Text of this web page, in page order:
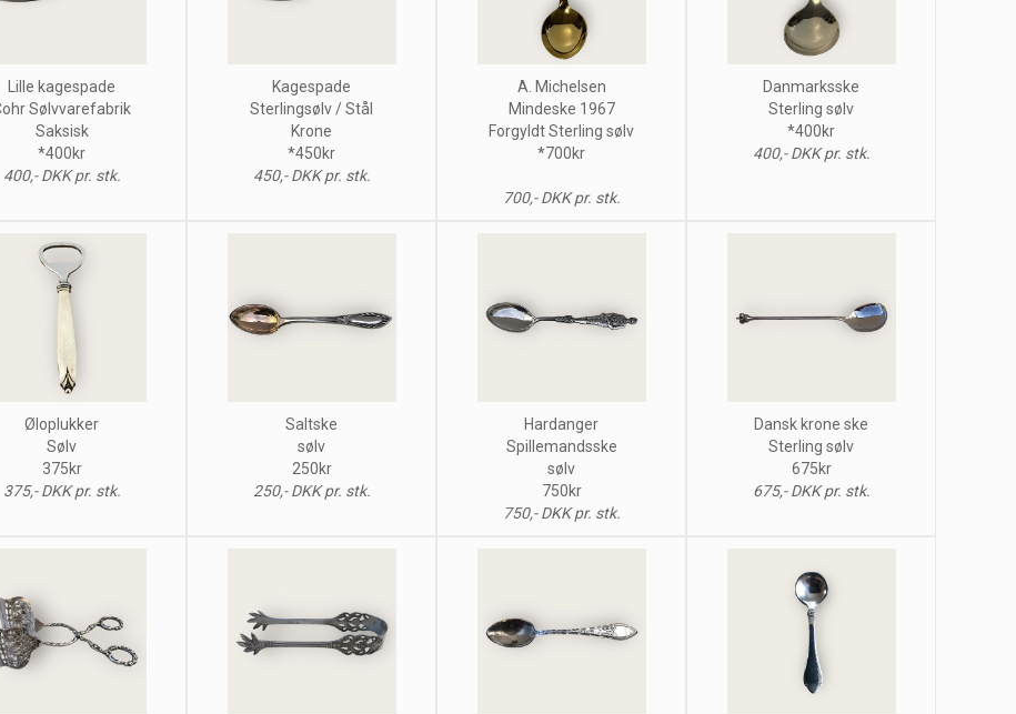
Lille kagespade
Sølvvarefabrik
Saksisk
*400kr
400,- DKK pr. stk.
Kagespade
Sterlingsølv / Stål
Krone
*450kr
450,- DKK pr. stk.
A. Michelsen
Mindeske 1967
Forgyldt Sterling sølv
*700kr
700,- DKK pr. stk.
Danmarksske
Sterling sølv
*400kr
400,- DKK pr. stk.
Øloplukker
Sølv
375kr
375,- DKK pr. stk.
Saltske
sølv
250kr
250,- DKK pr. stk.
Hardanger
Spillemandsske
sølv
750kr
750,- DKK pr. stk.
Dansk krone ske
Sterling sølv
675kr
675,- DKK pr. stk.